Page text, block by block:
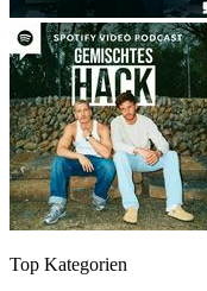
Top Kategorien